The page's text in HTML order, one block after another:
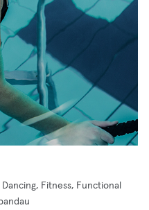
Fitness, Functional